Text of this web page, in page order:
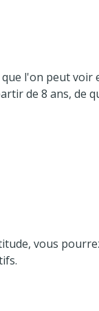
l'on peut voir
de 8 ans,
vous